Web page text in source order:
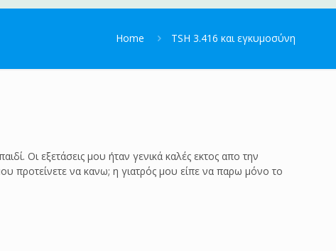
Home TSH 3.416 και εγκυμοσύνη
Οι εξετάσεις μου ήταν γενικά καλές εκτος απο την
προτείνετε να κανω; η γιατρός μου είπε να παρω μόνο το